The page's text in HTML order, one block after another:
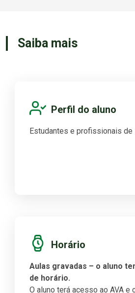
Saiba mais
Perfil do aluno
Estudantes e profissionais de
Horário
Aulas gravadas – o aluno
de horário.
O aluno terá acesso ao AVA e